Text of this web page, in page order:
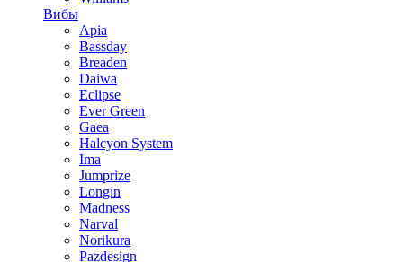
Вибы
Apia
Bassday
Breaden
Daiwa
Eclipse
Ever Green
Gaea
Halcyon System
Ima
Jumprize
Longin
Madness
Narval
Norikura
Pazdesign